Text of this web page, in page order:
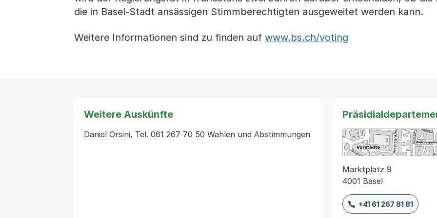
die in Basel-Stadt ansässigen Stimmberechtigten ausgeweitet werden kann.
Weitere Informationen sind zu finden auf www.bs.ch/voting
Weitere Auskünfte
Daniel Orsini, Tel. 061 267 70 50 Wahlen und Abstimmungen
Marktplatz 9
4001 Basel
+41 61 267 81 81